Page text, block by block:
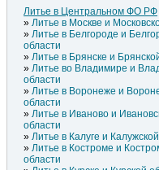
Литье в Латвии
Литье в Эстонии
Литье в Молдавии
Литье в Центральном ФО РФ
Литье в Москве и
Литье в Белгороде и
области
Литье в Брянске и
Литье во Владимире и
области
Литье в Воронеже и
области
Литье в Иваново и
области
Литье в Калуге и
Литье в Костроме и
области